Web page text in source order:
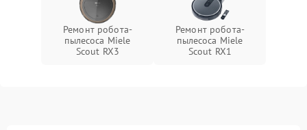
Ремонт робота-
пылесоса Miele
Scout RX3
Ремонт робота-
пылесоса Miele
Scout RX1